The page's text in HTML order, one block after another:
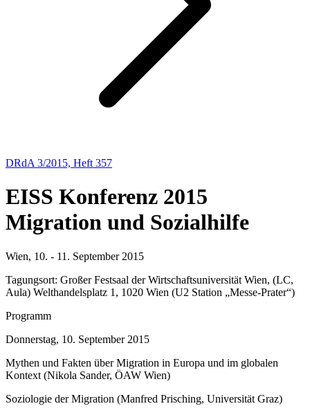
DRdA 3/2015, Heft 357
EISS Konferenz 2015
Migration und Sozialhilfe
Wien, 10. - 11. September 2015
Tagungsort: Großer Festsaal der Wirtschaftsuniversität Wien, (LC,
Aula) Welthandelsplatz 1, 1020 Wien (U2 Station „Messe-Prater“)
Programm
Donnerstag, 10. September 2015
Mythen und Fakten über Migration in Europa und im globalen
Kontext (Nikola Sander, ÖAW Wien)
Soziologie der Migration (Manfred Prisching, Universität Graz)